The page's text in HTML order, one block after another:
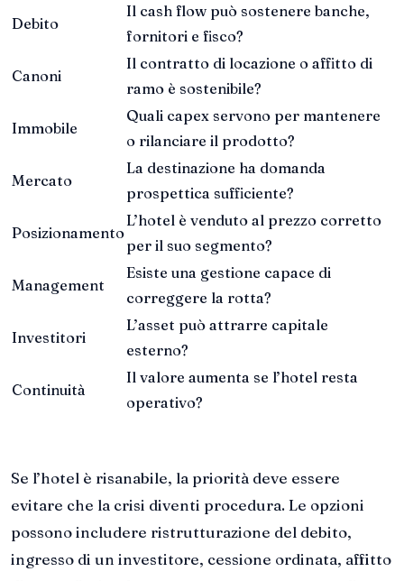
Debito
Il cash flow può sostenere banche,
fornitori e fisco?
Canoni
Il contratto di locazione o affitto di
ramo è sostenibile?
Immobile
Quali capex servono per mantenere
o rilanciare il prodotto?
Mercato
La destinazione ha domanda
prospettica sufficiente?
Posizionamento
L’hotel è venduto al prezzo corretto
per il suo segmento?
Management
Esiste una gestione capace di
correggere la rotta?
Investitori
L’asset può attrarre capitale
esterno?
Continuità
Il valore aumenta se l’hotel resta
operativo?
Se l’hotel è risanabile, la priorità deve essere
evitare che la crisi diventi procedura. Le opzioni
possono includere ristrutturazione del debito,
ingresso di un investitore, cessione ordinata, affitto